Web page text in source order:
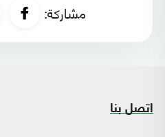
مشاركة:
اتصل بنا